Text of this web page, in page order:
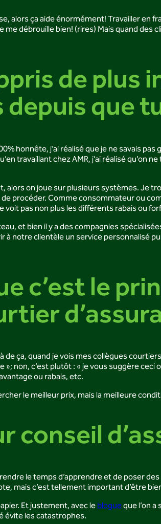
alors ça aide énormément! Travailler en
me débrouille bien! (rires) Mais quand
de plus
que
honnête, j’ai réalisé que je ne savais
travaillant chez AMR, j’ai réalisé
alors on joue sur plusieurs systèmes. Je
procéder. Comme consommateur ou
voit pas non plus les différents rabais ou
et bien il y a des compagnies
notre clientèle un service personnalisé
c’est le
de ça, quand je vois mes collègues
»; non, c’est plutôt : « je vous suggère
ou rabais, etc.
le meilleur prix, mais la meilleure
conseil
le temps d’apprendre et de poser
mais c’est tellement important d’être
Et justement, avec leblogueque l’on
évite les catastrophes.